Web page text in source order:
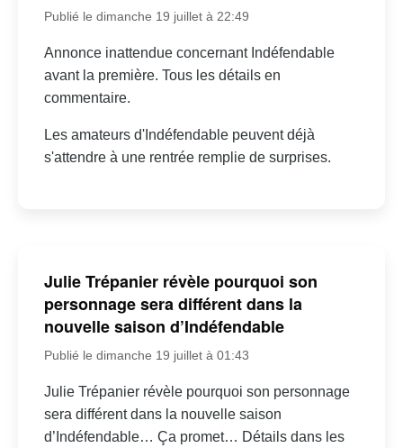
Publié le dimanche 19 juillet à 22:49
Annonce inattendue concernant Indéfendable
avant la première. Tous les détails en
commentaire.
Les amateurs d'Indéfendable peuvent déjà
s'attendre à une rentrée remplie de surprises.
Julie Trépanier révèle pourquoi son
personnage sera différent dans la
nouvelle saison d’Indéfendable
Publié le dimanche 19 juillet à 01:43
Julie Trépanier révèle pourquoi son personnage
sera différent dans la nouvelle saison
d’Indéfendable… Ça promet… Détails dans les